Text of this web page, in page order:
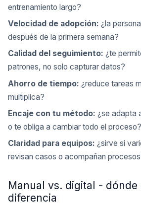
entrenamiento largo?
Velocidad de adopción: ¿la
después de la primera semana?
Calidad del seguimiento: ¿te
patrones, no solo capturar datos?
Ahorro de tiempo: ¿reduce tareas
multiplica?
Encaje con tu método: ¿se adapta
o te obliga a cambiar todo el proceso?
Claridad para equipos: ¿sirve si
revisan casos o acompañan
Manual vs. digital - dónde
diferencia